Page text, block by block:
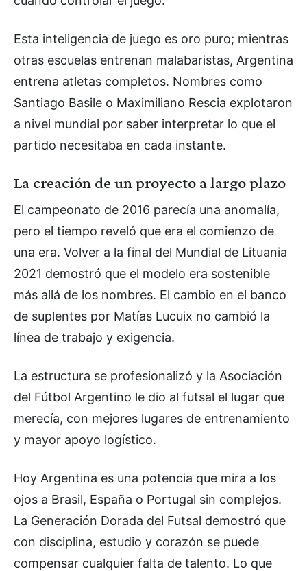
Esta inteligencia de juego es oro puro; mientras
otras escuelas entrenan malabaristas, Argentina
entrena atletas completos. Nombres como
Santiago Basile o Maximiliano Rescia explotaron
a nivel mundial por saber interpretar lo que el
partido necesitaba en cada instante.
La creación de un proyecto a largo plazo
El campeonato de 2016 parecía una anomalía,
pero el tiempo reveló que era el comienzo de
una era. Volver a la final del Mundial de Lituania
2021 demostró que el modelo era sostenible
más allá de los nombres. El cambio en el banco
de suplentes por Matías Lucuix no cambió la
línea de trabajo y exigencia.
La estructura se profesionalizó y la Asociación
del Fútbol Argentino le dio al futsal el lugar que
merecía, con mejores lugares de entrenamiento
y mayor apoyo logístico.
Hoy Argentina es una potencia que mira a los
ojos a Brasil, España o Portugal sin complejos.
La Generación Dorada del Futsal demostró que
con disciplina, estudio y corazón se puede
compensar cualquier falta de talento. Lo que